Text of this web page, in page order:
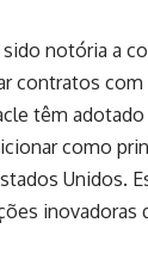
notória a
contratos
têm
como
Unidos.
inovadoras